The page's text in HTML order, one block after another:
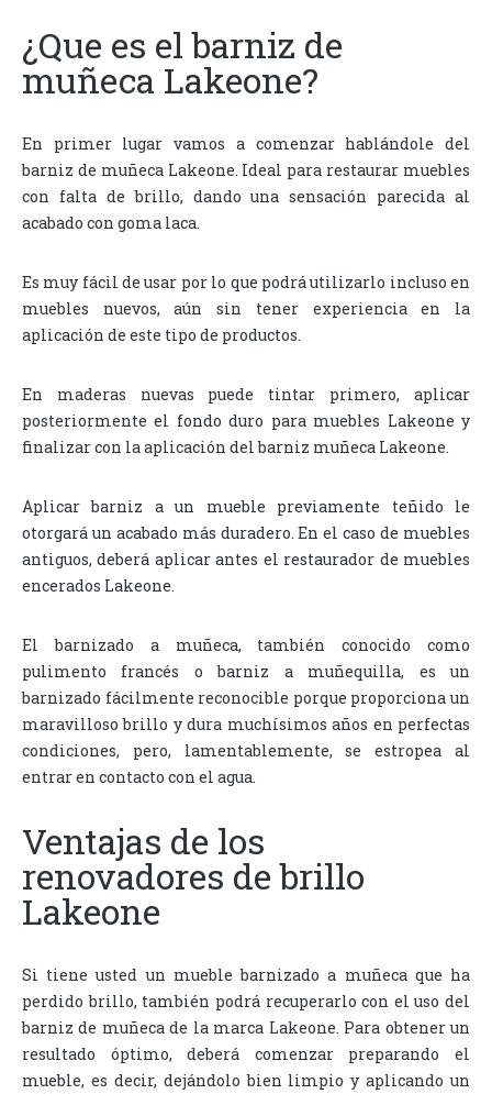
¿Que es el barniz de
muñeca Lakeone?
En primer lugar vamos a comenzar hablándole del
barniz de muñeca Lakeone. Ideal para restaurar muebles
con falta de brillo, dando una sensación parecida al
acabado con goma laca.
Es muy fácil de usar por lo que podrá utilizarlo incluso en
muebles nuevos, aún sin tener experiencia en la
aplicación de este tipo de productos.
En maderas nuevas puede tintar primero, aplicar
posteriormente el fondo duro para muebles Lakeone y
finalizar con la aplicación del barniz muñeca Lakeone.
Aplicar barniz a un mueble previamente teñido le
otorgará un acabado más duradero. En el caso de muebles
antiguos, deberá aplicar antes el restaurador de muebles
encerados Lakeone.
El barnizado a muñeca, también conocido como
pulimento francés o barniz a muñequilla, es un
barnizado fácilmente reconocible porque proporciona un
maravilloso brillo y dura muchísimos años en perfectas
condiciones, pero, lamentablemente, se estropea al
entrar en contacto con el agua.
Ventajas de los
renovadores de brillo
Lakeone
Si tiene usted un mueble barnizado a muñeca que ha
perdido brillo, también podrá recuperarlo con el uso del
barniz de muñeca de la marca Lakeone. Para obtener un
resultado óptimo, deberá comenzar preparando el
mueble, es decir, dejándolo bien limpio y aplicando un